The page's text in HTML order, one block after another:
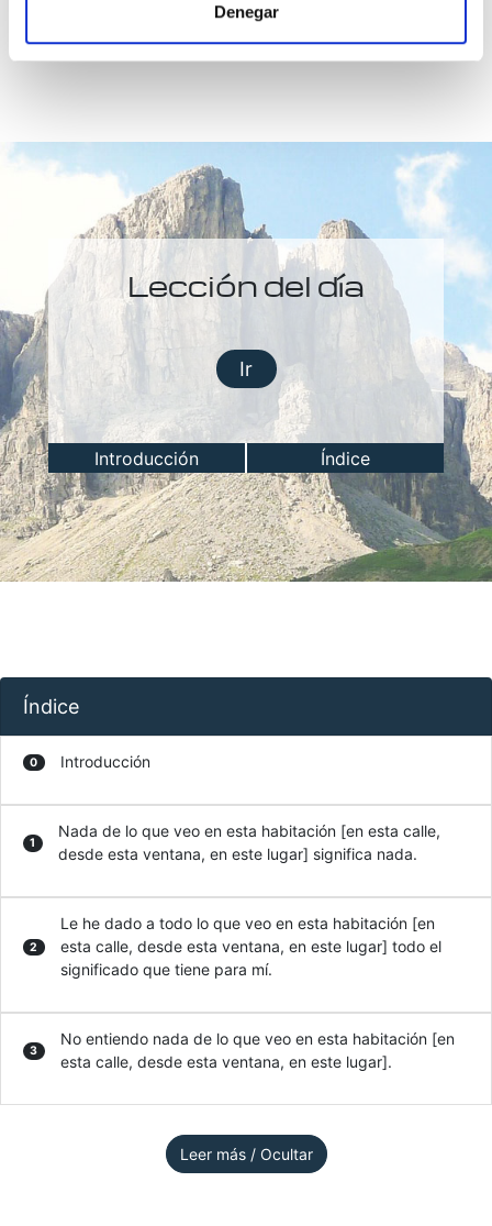
Denegar
Lección del día
Ir
Introducción Índice
Índice
0 Introducción
1
Nada de lo que veo en esta habitación [en esta calle,
desde esta ventana, en este lugar] significa nada.
2
Le he dado a todo lo que veo en esta habitación [en
esta calle, desde esta ventana, en este lugar] todo el
significado que tiene para mí.
3
No entiendo nada de lo que veo en esta habitación [en
esta calle, desde esta ventana, en este lugar].
Leer más / Ocultar